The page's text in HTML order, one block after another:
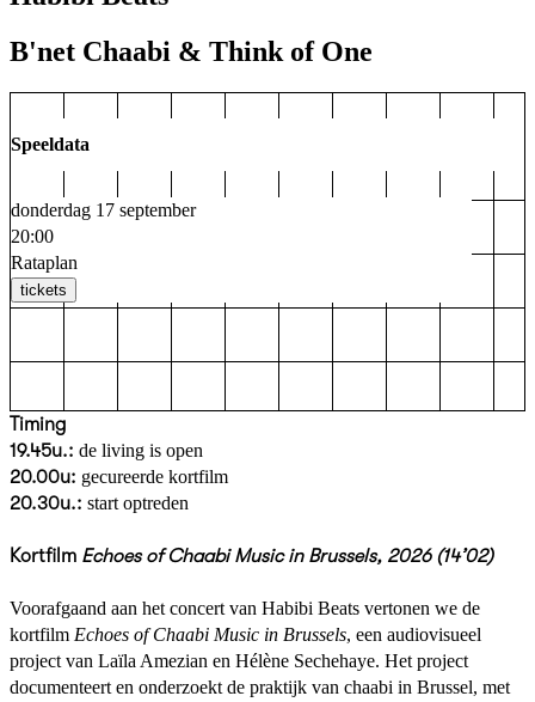
B'net Chaabi & Think of One
Speeldata
donderdag 17 september
20:00
Rataplan
tickets
Timing
19.45u.: de living is open
20.00u: gecureerde kortfilm
20.30u.: start optreden
Kortfilm Echoes of Chaabi Music in Brussels, 2026 (14’02)
Voorafgaand aan het concert van Habibi Beats vertonen we de
kortfilm Echoes of Chaabi Music in Brussels, een audiovisueel
project van Laïla Amezian en Hélène Sechehaye. Het project
documenteert en onderzoekt de praktijk van chaabi in Brussel, met